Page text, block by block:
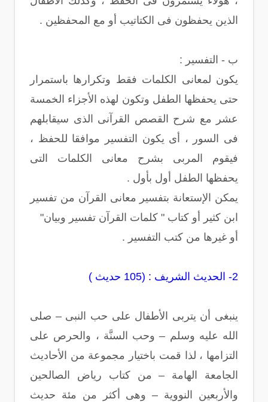
الذين يحفظون فى الكتاتيب أو مع المحفظين .
ب - التفسير :
يكون لمعانى الكلمات فقط وتكرارها باستمرار
حتى يحفظها الطفل وتكون لهذه الأجزاء الخمسة
عشر مع شرح القصص القرآنى الذى سيقابلهم
فى السور ، أى يكون التفسير موافقا للحفظ ،
فيقوم المربى بشرح معانى الكلمات التى
يحفظها الطفل أول بأول .
يمكن الإستعانة بتفسير معانى القرآن من تفسير
ابن كثير أو كتاب " كلمات القرآن تفسير وبيان"
أو غيرها من كتب التفسير .
2- الحديث الشريف : (105 حديث )
ينبغى أن يتربى الأطفال على حب النبى – صلى
الله عليه وسلم – وحب السنَّة ، والحرص على
التزامها ، لذا قمت باختيار مجموعة من الأحاديث
الجامعة الهامة – من كتاب رياض الصالحين
والأربعين النووية – وهى أكثر من مئة حديث